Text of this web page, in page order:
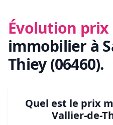
Évolution prix
immobilier à
Thiey (06460).
Quel est le prix
Vallier-de-